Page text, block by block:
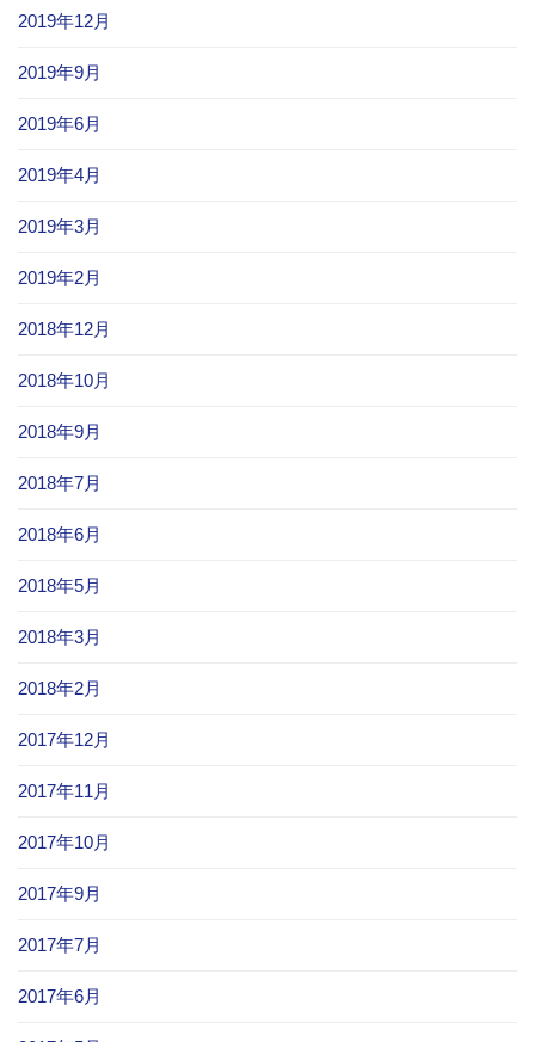
2019年12月
2019年9月
2019年6月
2019年4月
2019年3月
2019年2月
2018年12月
2018年10月
2018年9月
2018年7月
2018年6月
2018年5月
2018年3月
2018年2月
2017年12月
2017年11月
2017年10月
2017年9月
2017年7月
2017年6月